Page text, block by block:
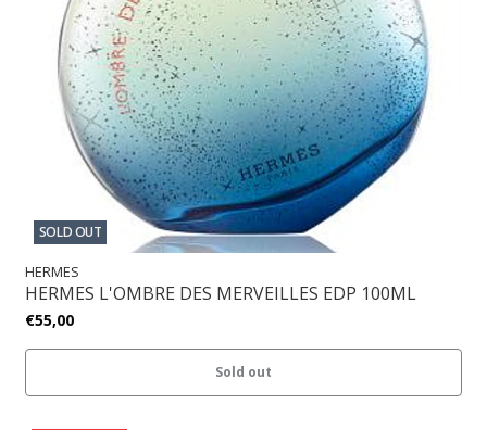
SOLD OUT
HERMES
HERMES L'OMBRE DES MERVEILLES EDP 100ML
€55,00
Sold out